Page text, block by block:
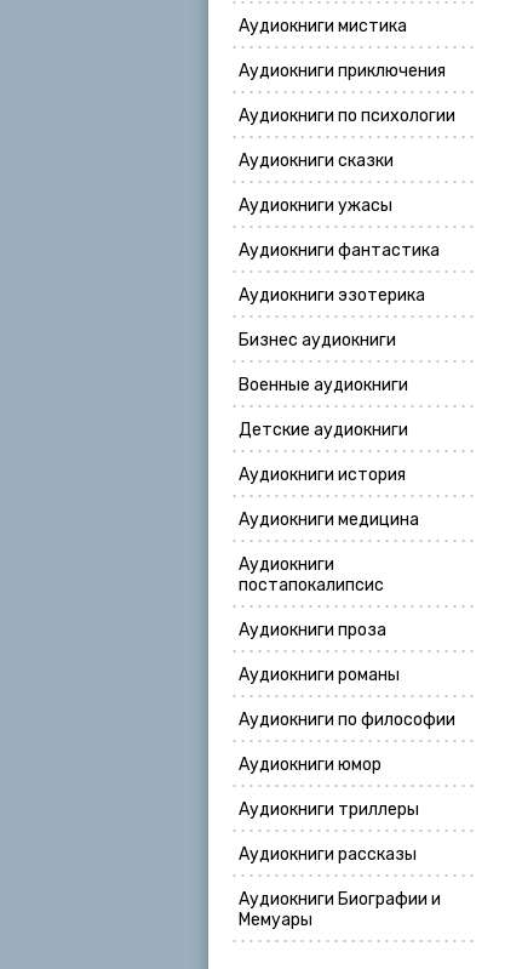
Аудиокниги мистика
Аудиокниги приключения
Аудиокниги по психологии
Аудиокниги сказки
Аудиокниги ужасы
Аудиокниги фантастика
Аудиокниги эзотерика
Бизнес аудиокниги
Военные аудиокниги
Детские аудиокниги
Аудиокниги история
Аудиокниги медицина
Аудиокниги
постапокалипсис
Аудиокниги проза
Аудиокниги романы
Аудиокниги по философии
Аудиокниги юмор
Аудиокниги триллеры
Аудиокниги рассказы
Аудиокниги Биографии и
Мемуары